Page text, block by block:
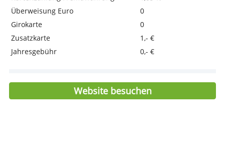
Preisvorteil für Buchungssoftware
> Jetzt Ihr FYRST BASE eröffnen!